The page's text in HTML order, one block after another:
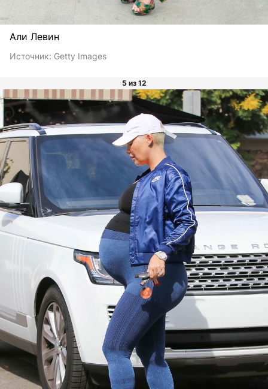
Али Левин
Источник: Getty Images
5 из 12